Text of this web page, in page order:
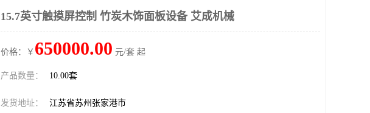
15.7英寸触摸屏控制 竹炭木饰面板设备 艾成机械
价格：￥ 650000.00 元/套 起
产品数量： 10.00套
发货地址： 江苏省苏州张家港市